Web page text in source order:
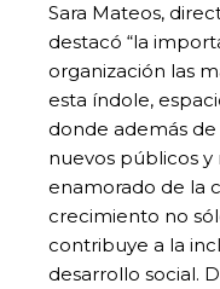
Sara Mateos,
destacó “la
organización las
esta índole,
donde además
nuevos públicos y
enamorado de la
crecimiento no
contribuye a la
desarrollo social.